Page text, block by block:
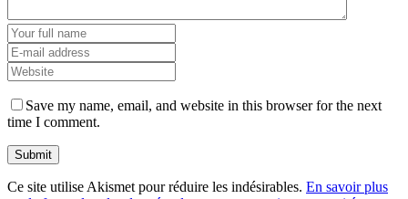
Save my name, email, and website in this browser for the next
time I comment.
Ce site utilise Akismet pour réduire les indésirables. En savoir plus